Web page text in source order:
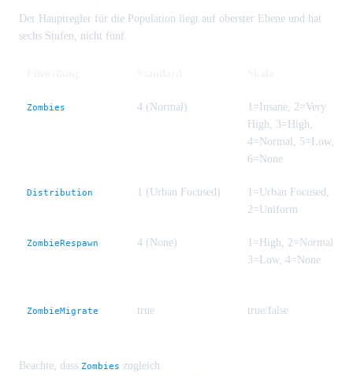
Der Hauptregler für die Population liegt auf oberster Ebene und hat
sechs Stufen, nicht fünf.
Zombies 4 (Normal)
1=Insane, 2=Very
High, 3=High,
4=Normal, 5=Low,
6=None
Distribution 1 (Urban Focused)
1=Urban Focused,
2=Uniform
ZombieRespawn 4 (None)
1=High, 2=Normal,
3=Low, 4=None
ZombieMigrate true true/false
Beachte, dass Zombies zugleich